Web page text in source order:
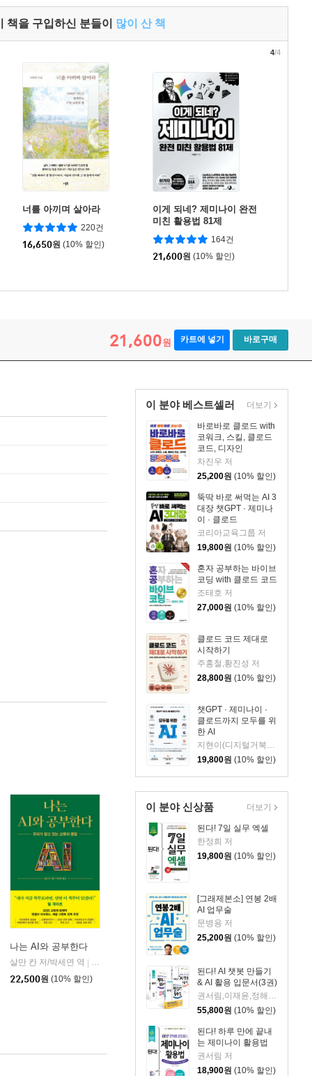
책을 구입하신 분들이 많이 산 책
너를 아끼며 살아라
220건
16,650원 (10% 할인)
이게 되네? 제미나이 완전
미친 활용법 81제
164건
21,600원 (10% 할인)
4/4
21,600원 카트에 넣기 바로구매
이 분야 베스트셀러
바로바로 클로드 with
코워크, 스킬, 클로드
코드, 디자인
차진우 저
25,200원 (10% 할인)
뚝딱 바로 써먹는 AI 3
대장 챗GPT · 제미나
이 · 클로드
코리아교육그룹 저
19,800원 (10% 할인)
혼자 공부하는 바이브
코딩 with 클로드 코드
조태호 저
27,000원 (10% 할인)
클로드 코드 제대로
시작하기
주홍철,황진성 저
28,800원 (10% 할인)
챗GPT · 제미나이 ·
클로드까지 모두를 위
한 AI
지현이(디지털거북이) 저
19,800원 (10% 할인)
더보기
이 분야 신상품
된다! 7일 실무 엑셀
한정희 저
19,800원 (10% 할인)
[그래제본소] 연봉 2배
AI 업무술
문병용 저
25,200원 (10% 할인)
된다! AI 챗봇 만들기
& AI 활용 입문서(3권)
권서림,이재윤,정해준,프롬프트 크리에이터 저
55,800원 (10% 할인)
된다! 하루 만에 끝내
는 제미나이 활용법
권서림 저
18,900원 (10% 할인)
더보기
나는 AI와 공부한다
살만 칸 저/박세연 역
알에이치코리아(RHK)
22,500원 (10% 할인)